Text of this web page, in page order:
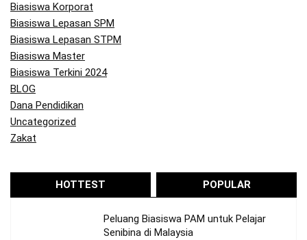
Biasiswa Korporat
Biasiswa Lepasan SPM
Biasiswa Lepasan STPM
Biasiswa Master
Biasiswa Terkini 2024
BLOG
Dana Pendidikan
Uncategorized
Zakat
HOTTEST POPULAR
Peluang Biasiswa PAM untuk Pelajar
Senibina di Malaysia